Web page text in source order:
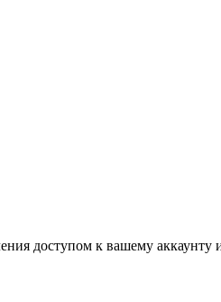
доступом к вашему